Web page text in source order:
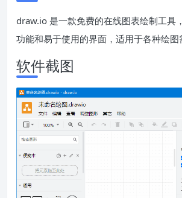
draw.io 是一款免费的在线图表绘制工具
功能和易于使用的界面，适用于各种绘图
软件截图